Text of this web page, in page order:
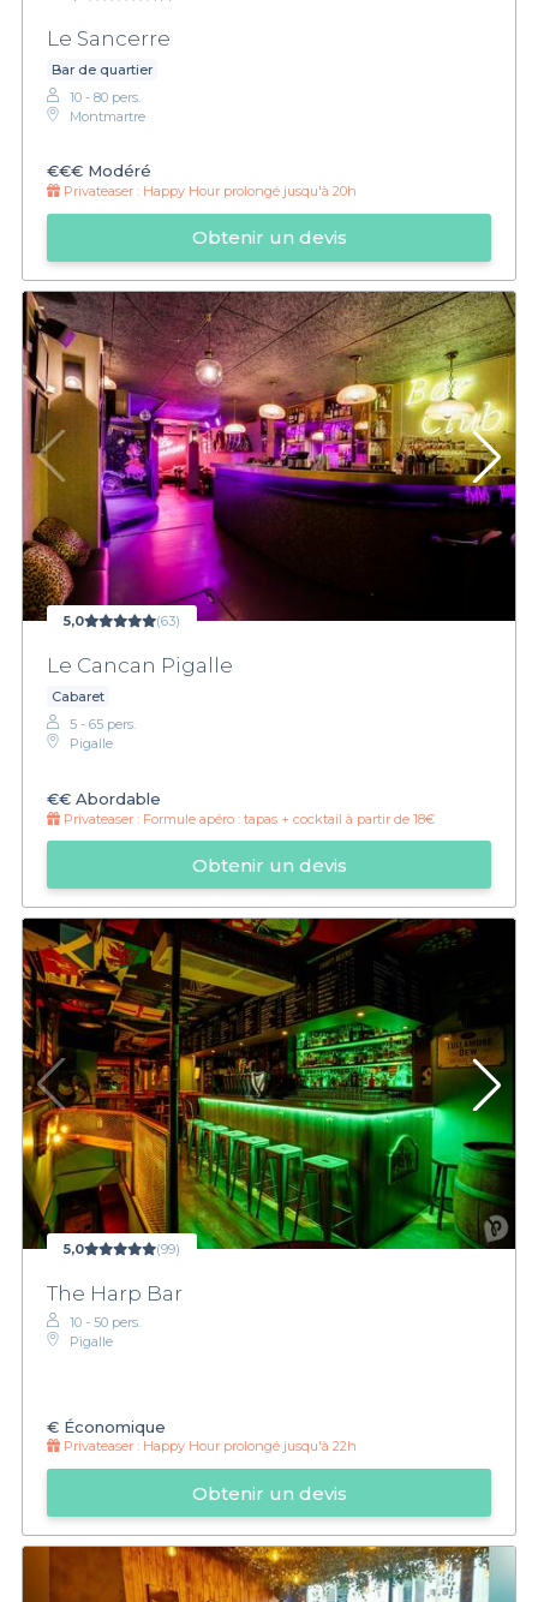
Le Sancerre
Bar de quartier
10 - 80 pers.
Montmartre
€€€ Modéré
Privateaser : Happy Hour prolongé jusqu'à 20h
Obtenir un devis
5,0 (63)
Le Cancan Pigalle
Cabaret
5 - 65 pers.
Pigalle
€€ Abordable
Privateaser : Formule apéro : tapas + cocktail à partir de 18€
Obtenir un devis
5,0 (99)
The Harp Bar
10 - 50 pers.
Pigalle
€ Économique
Privateaser : Happy Hour prolongé jusqu'à 22h
Obtenir un devis